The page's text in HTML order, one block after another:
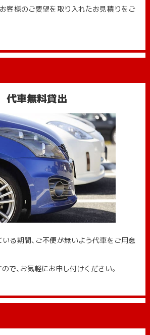
客様のご要望を取り入れたお見積りをご
代車無料貸出
る期間、ご不便が無いよう代車をご用意
で、お気軽にお申し付けください。